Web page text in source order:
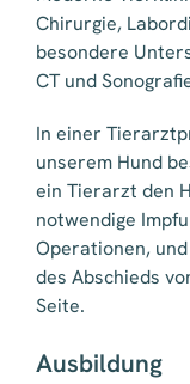
Chirurgie,
besondere
CT und
In einer
unserem Hund
ein Tierarzt den
notwendige
Operationen,
des Abschieds
Seite.
Ausbildung